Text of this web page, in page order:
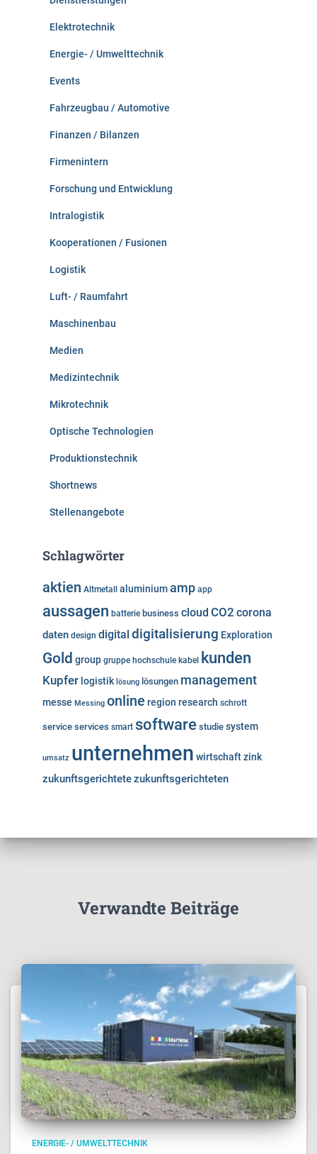
Elektrotechnik
Energie- / Umwelttechnik
Events
Fahrzeugbau / Automotive
Finanzen / Bilanzen
Firmenintern
Forschung und Entwicklung
Intralogistik
Kooperationen / Fusionen
Logistik
Luft- / Raumfahrt
Maschinenbau
Medien
Medizintechnik
Mikrotechnik
Optische Technologien
Produktionstechnik
Shortnews
Stellenangebote
Schlagwörter
aktien Altmetall aluminiumamp app
aussagen batterie business cloud CO2 corona
daten design digital digitalisierung Exploration
Gold group gruppe hochschule kabel kunden
Kupfer logistik lösung lösungen management
messe Messing online region research schrott
service services smart software studie system
umsatz unternehmen wirtschaftzink
zukunftsgerichtetezukunftsgerichteten
Verwandte Beiträge
ENERGIE- / UMWELTTECHNIK